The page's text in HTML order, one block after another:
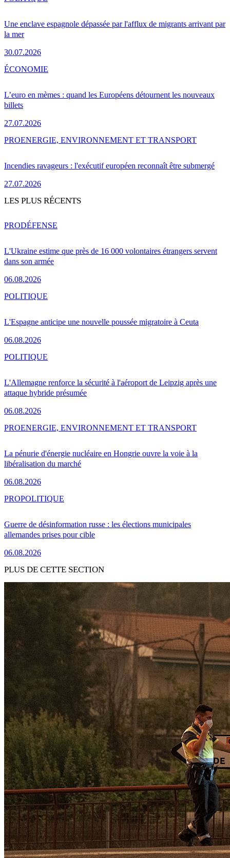
Une enclave espagnole dépassée par l'afflux de migrants arrivant par
la mer
30.07.2026
L’euro en mèmes : quand les Européens détournent les nouveaux
billets
27.07.2026
ÉCONOMIE
Incendies ravageurs : l'exécutif européen reconnaît être submergé
27.07.2026
PROENERGIE, ENVIRONNEMENT ET TRANSPORT
LES PLUS RÉCENTS
L'Ukraine estime que près de 16 000 volontaires étrangers servent
dans son armée
06.08.2026
PRODÉFENSE
L'Espagne anticipe une nouvelle poussée migratoire à Ceuta
06.08.2026
POLITIQUE
L'Allemagne renforce la sécurité à l'aéroport de Leipzig après une
attaque hybride présumée
06.08.2026
POLITIQUE
La pénurie d'énergie nucléaire en Hongrie ouvre la voie à la
libéralisation du marché
06.08.2026
PROENERGIE, ENVIRONNEMENT ET TRANSPORT
Guerre de désinformation russe : les élections municipales
allemandes prises pour cible
06.08.2026
PROPOLITIQUE
PLUS DE CETTE SECTION